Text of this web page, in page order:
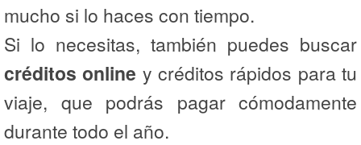
mucho si lo haces con tiempo.
Si lo necesitas, también puedes buscar
créditos online y créditos rápidos para tu
viaje, que podrás pagar cómodamente
durante todo el año.